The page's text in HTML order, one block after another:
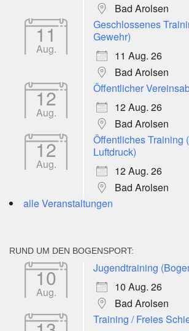
Bad Arolsen
11
Aug.
Geschlossenes
Gewehr)
11 Aug. 26
Bad Arolsen
12
Aug.
Öffentlicher
12 Aug. 26
Bad Arolsen
12
Aug.
Öffentliches Training
Luftdruck)
12 Aug. 26
Bad Arolsen
alle Veranstaltungen
RUND UM DEN BOGENSPORT:
10
Aug.
Jugendtraining
10 Aug. 26
Bad Arolsen
Training / Freies